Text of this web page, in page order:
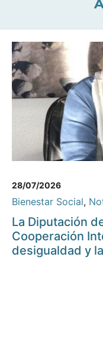
28/07/2026
Bienestar Social,
La Diputación
Cooperación
desigualdad y